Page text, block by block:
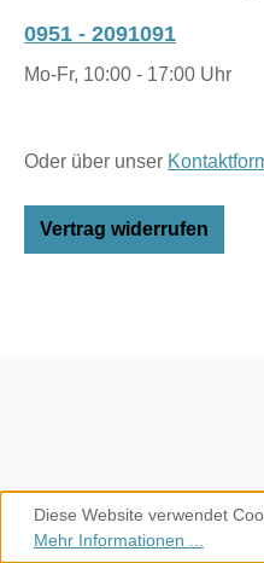
0951 - 2091091
Mo-Fr, 10:00 - 17:00 Uhr
Oder über unser
Vertrag widerrufen
Diese Website verwendet
Mehr Informationen ...